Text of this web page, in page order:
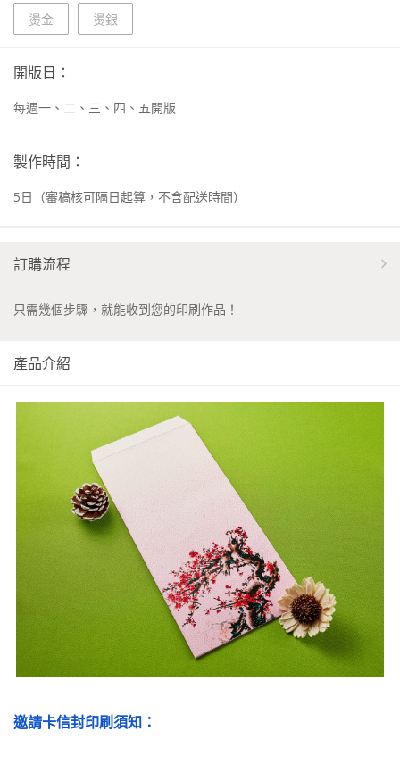
燙金 燙銀
開版日：
每週一、二、三、四、五開版
製作時間：
5日 （審稿核可隔日起算，不含配送時間）
訂購流程
只需幾個步驟，就能收到您的印刷作品！
產品介紹
邀請卡信封印刷須知：